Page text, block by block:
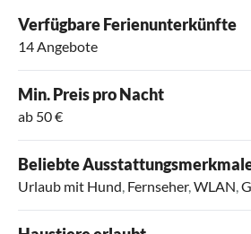
Verfügbare Ferienunterkünfte
14 Angebote
Min. Preis pro Nacht
ab 50 €
Beliebte
Urlaub mit Hund, Fernseher,WLAN,